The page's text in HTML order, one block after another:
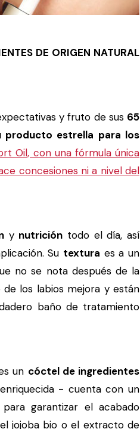
DE ORIGEN NATURAL
y fruto de sus 65
producto estrella para los
Oil, con una fórmula única
concesiones ni a nivel del
y nutrición todo el día, así
Su textura es a un
no se nota después de la
de los labios mejora y están
baño de tratamiento
un cóctel de ingredientes
- cuenta con un
garantizar el acabado
jojoba bio o el extracto de